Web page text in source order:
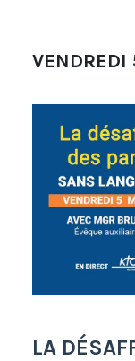
VENDREDI
LA